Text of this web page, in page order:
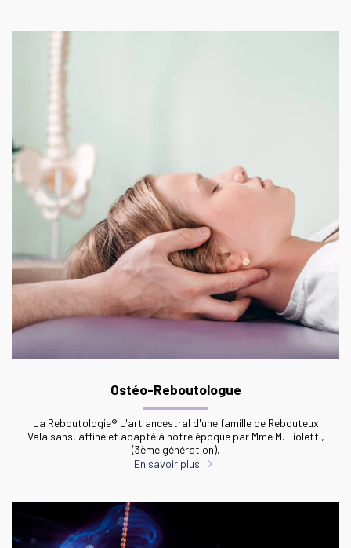
Ostéo-Reboutologue
La Reboutologie® L'art ancestral d'une famille de Rebouteux
Valaisans, affiné et adapté à notre époque par Mme M. Fioletti,
(3ème génération).
En savoir plus